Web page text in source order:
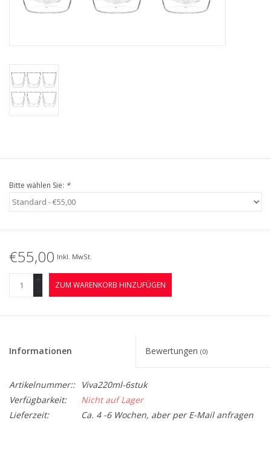
Bitte wählen Sie: *
€55,00 Inkl. MwSt.
+
-
ZUM WARENKORB HINZUFÜGEN
Informationen Bewertungen (0)
Artikelnummer::
Viva220ml-6stuk
Verfügbarkeit:
Nicht auf Lager
Lieferzeit:
Ca. 4 -6 Wochen, aber per E-Mail anfragen